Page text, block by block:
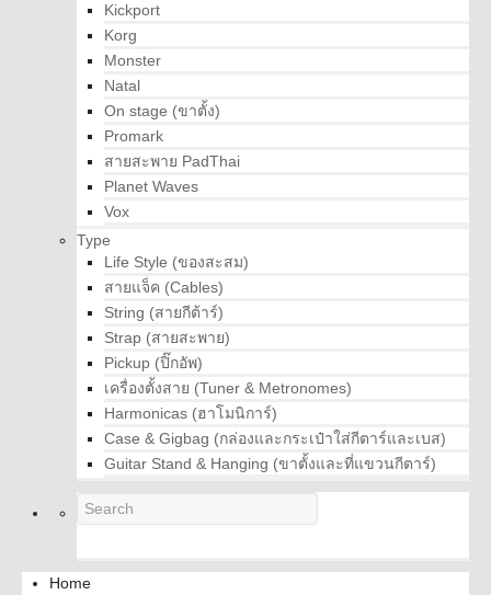
Kickport
Korg
Monster
Natal
On stage (ขาตั้ง)
Promark
สายสะพาย PadThai
Planet Waves
Vox
Type
Life Style (ของสะสม)
สายแจ็ค (Cables)
String (สายกีต้าร์)
Strap (สายสะพาย)
Pickup (ปิ๊กอัพ)
เครื่องตั้งสาย (Tuner & Metronomes)
Harmonicas (ฮาโมนิการ์)
Case & Gigbag (กล่องและกระเป๋าใส่กีตาร์และเบส)
Guitar Stand & Hanging (ขาตั้งและที่แขวนกีตาร์)
Home